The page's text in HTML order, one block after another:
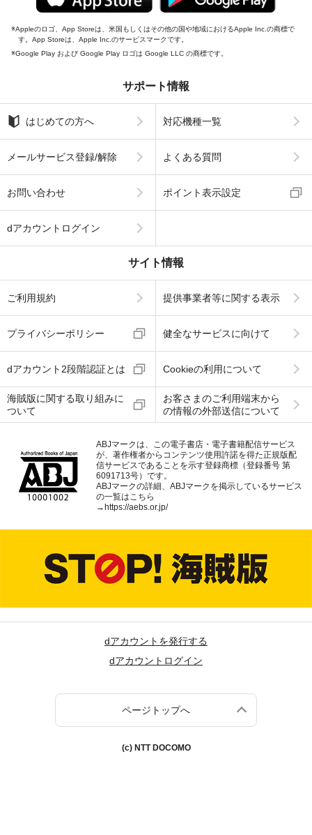
Appleのロゴ、App Storeは、米国もしくはその他の国や地域におけるApple Inc.の商標で
す。App Storeは、Apple Inc.のサービスマークです。
Google Play および Google Play ロゴは Google LLC の商標です。
サポート情報
はじめての方へ 対応機種一覧
メールサービス登録/解除 よくある質問
お問い合わせ ポイント表示設定
dアカウントログイン
サイト情報
ご利用規約 提供事業者等に関する表示
プライバシーポリシー 健全なサービスに向けて
dアカウント2段階認証とは Cookieの利用について
海賊版に関する取り組みに
ついて
お客さまのご利用端末から
の情報の外部送信について
ABJマークは、この電子書店・電子書籍配信サービス
が、著作権者からコンテンツ使用許諾を得た正規版配
信サービスであることを示す登録商標（登録番号 第
6091713号）です。
ABJマークの詳細、ABJマークを掲示しているサービス
の一覧はこちら
→https://aebs.or.jp/
dアカウントを発行する
dアカウントログイン
ページトップへ
(c) NTT DOCOMO